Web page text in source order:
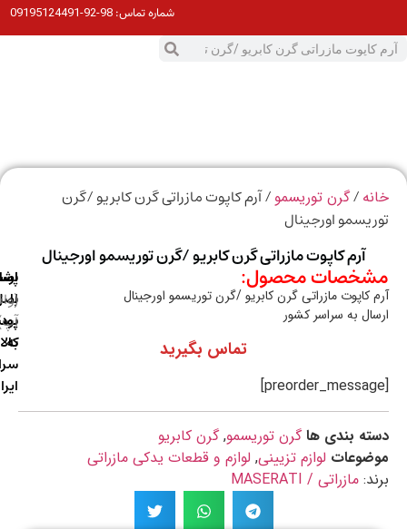
شماره تماس:98-92-09195124491
/گرن توریسمو/ آرم کاپوت مازراتی گرن کابریو /گرن
اورجینال
آرم کاپوت مازراتی گرن کابریو /گرن توریسمو اورجینال
محصول:
کاپوت مازراتی گرن کابریو /گرن توریسمو اورجینال
به سراسر کشور
تماس بگیرید
بندی ها گرن توریسمو,گرن کابریو
لوازم تزیینی,لوازم و قطعات یدکی مازراتی
مازراتی / MASERATI
سراسر
اصالت
پشتیبانی
(واتس